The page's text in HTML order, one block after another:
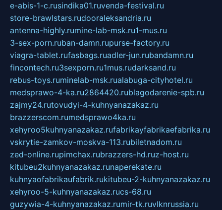
e-abis-1-c.rusindika01.ruvenda-festival.ru
store-brawlstars.rudooraleksandria.ru
antenna-highly.rumine-lab-msk.ru1-mus.ru
3-sex-porn.ruban-damn.rupurse-factory.ru
viagra-tablet.rufasbags.ruadler-jun.rubandamn.ru
fincontech.ru3sexporn.ru1mus.rudarksand.ru
rebus-toys.ruminelab-msk.rualabuga-cityhotel.ru
medsprawo-4-ka.ru2864420.rublagodarenie-spb.ru
zajmy24.rutovudyi-4-kuhnyanazakaz.ru
brazzerscom.rumedsprawo4ka.ru
xehyroo5kuhnyanazakaz.rufabrikayfabrikaefabrika.ru
vskrytie-zamkov-moskva-113.rubiletnadom.ru
zed-online.rupimchax.rubrazzers-hd.ruz-host.ru
kitubeu2kuhnyanazakaz.runaperekate.ru
kuhnyaofabrikaufabrik.rukitubeu-2-kuhnyanazakaz.ru
xehyroo-5-kuhnyanazakaz.rucs-68.ru
guzywia-4-kuhnyanazakaz.rumir-tk.ruvlknrussia.ru